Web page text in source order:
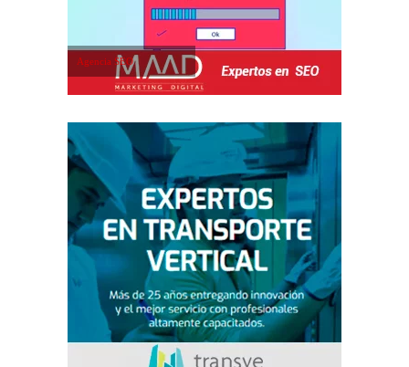
Agencia SEO